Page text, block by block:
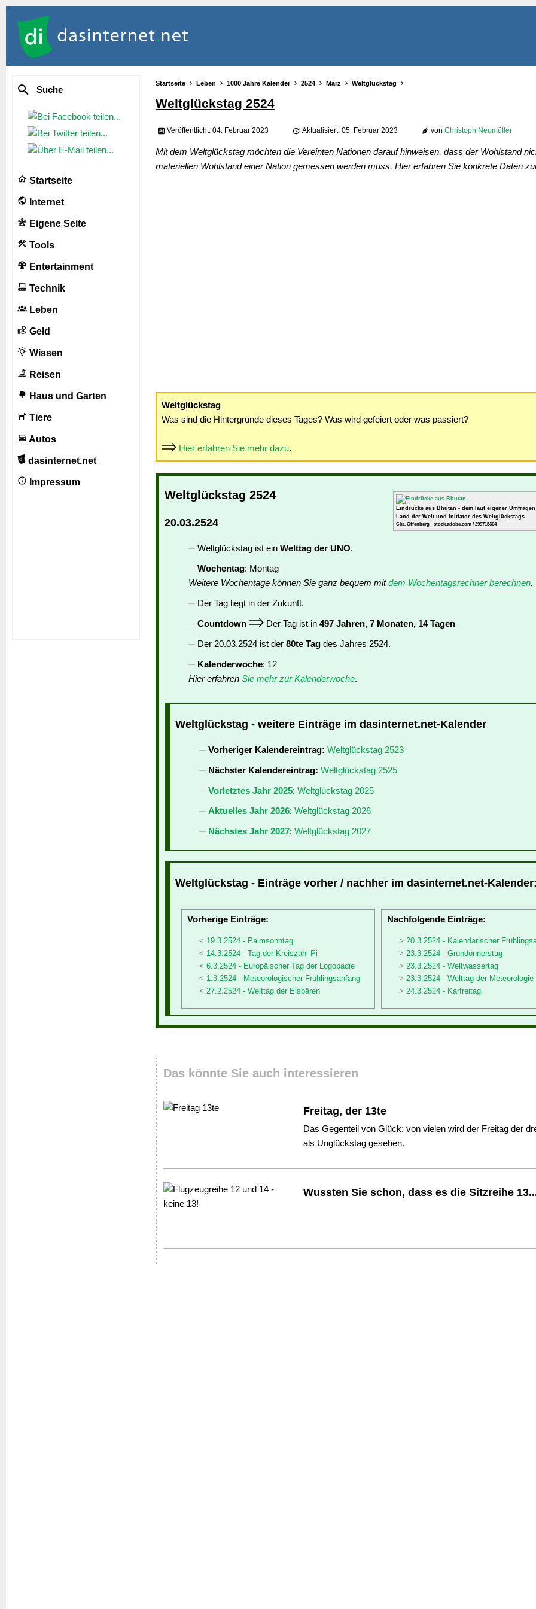
Suche
Startseite
Internet
Eigene Seite
Tools
Entertainment
Technik
Leben
Geld
Wissen
Reisen
Haus und Garten
Tiere
Autos
dasinternet.net
Impressum
Startseite Leben 1000 Jahre Kalender 2524 März Weltglückstag
Weltglückstag 2524
Veröffentlicht: 04. Februar 2023 Aktualisiert: 05. Februar 2023 von Christoph Neumüller
Mit dem Weltglückstag möchten die Vereinten Nationen darauf hinweisen, dass der Wohlstand
materiellen Wohlstand einer Nation gemessen werden muss. Hier erfahren Sie konkrete Daten
Weltglückstag
Was sind die Hintergründe dieses Tages? Was wird gefeiert oder was passiert?
Hier erfahren Sie mehr dazu.
Eindrücke aus Bhutan - dem laut eigener
Land der Welt und Initiator des Weltglückstags
Chr. Offenberg - stock.adobe.com / 299715304
Weltglückstag 2524
20.03.2524
Weltglückstag ist ein Welttag der UNO.
Wochentag: Montag
Weitere Wochentage können Sie ganz bequem mitdem Wochentagsrechner berechnen.
Der Tag liegt in der Zukunft.
Countdown
Der Tag ist in 497 Jahren, 7 Monaten, 14 Tagen
Der 20.03.2524 ist der 80te Tag des Jahres 2524.
Kalenderwoche: 12
Hier erfahren Sie mehr zur Kalenderwoche.
Weltglückstag - weitere Einträge im dasinternet.net-Kalender
Vorheriger Kalendereintrag: Weltglückstag 2523
Nächster Kalendereintrag: Weltglückstag 2525
Vorletztes Jahr 2025: Weltglückstag 2025
Aktuelles Jahr 2026: Weltglückstag 2026
Nächstes Jahr 2027: Weltglückstag 2027
Weltglückstag - Einträge vorher / nachher im dasinternet.net-Kalender:
Vorherige Einträge:
19.3.2524 - Palmsonntag
14.3.2524 - Tag der Kreiszahl Pi
6.3.2524 - Europäischer Tag der Logopädie
1.3.2524 - Meteorologischer Frühlingsanfang
27.2.2524 - Welttag der Eisbären
Nachfolgende Einträge:
20.3.2524 - Kalendarischer
23.3.2524 - Gründonnerstag
23.3.2524 - Weltwassertag
23.3.2524 - Welttag der Meteorologie
24.3.2524 - Karfreitag
Das könnte Sie auch interessieren
Freitag, der 13te
Das Gegenteil von Glück: von vielen wird der Freitag der
als Unglückstag gesehen.
Wussten Sie schon, dass es die Sitzreihe